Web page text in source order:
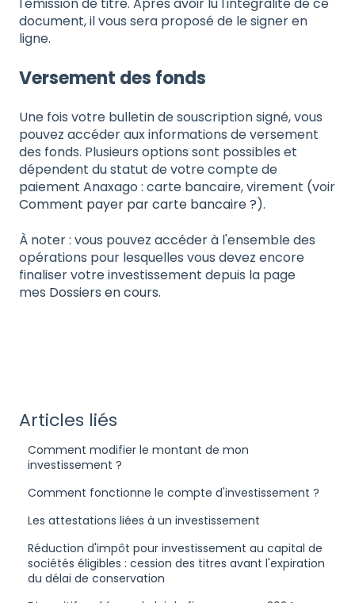
document, il vous sera proposé de le signer en
ligne.
Versement des fonds
Une fois votre bulletin de souscription signé, vous
pouvez accéder aux informations de versement
des fonds. Plusieurs options sont possibles et
dépendent du statut de votre compte de
paiement Anaxago : carte bancaire, virement (voir
Comment payer par carte bancaire ?).
À noter : vous pouvez accéder à l'ensemble des
opérations pour lesquelles vous devez encore
finaliser votre investissement depuis la page
mes Dossiers en cours.
Articles liés
Comment modifier le montant de mon
investissement ?
Comment fonctionne le compte d'investissement ?
Les attestations liées à un investissement
Réduction d'impôt pour investissement au capital de
sociétés éligibles : cession des titres avant l'expiration
du délai de conservation